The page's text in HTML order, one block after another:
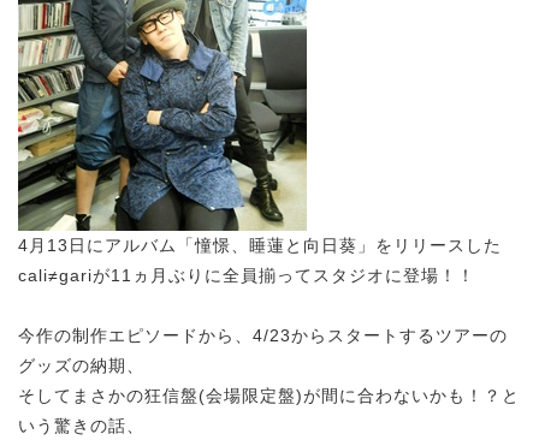
4月13日にアルバム「憧憬、睡蓮と向日葵」をリリースした
cali≠gariが11ヵ月ぶりに全員揃ってスタジオに登場！！
今作の制作エピソードから、4/23からスタートするツアーの
グッズの納期、
そしてまさかの狂信盤(会場限定盤)が間に合わないかも！？と
いう驚きの話、